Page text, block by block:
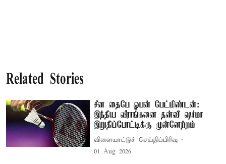
Related Stories
சீன தைபே ஓபன் பேட்மிண்டன்:
இந்திய வீராங்கனை தன்வி ஷர்மா
இறுதிப்போட்டிக்கு முன்னேற்றம்
விளையாட்டுச் செய்திப்பிரிவு
01 Aug 2026